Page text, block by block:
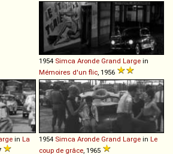
1954 Simca Aronde Grand Large in
Mémoires d'un flic , 1956
in La
1954 Simca Aronde Grand Large in Le
coup de grâce , 1965